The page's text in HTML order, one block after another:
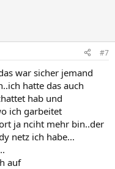
#7
war sicher jemand
hatte das auch
hab und
ich garbeitet
ja nciht mehr bin..der
netz ich habe...
auf